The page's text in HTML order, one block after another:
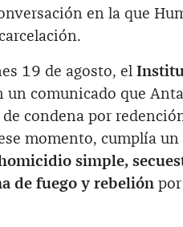
en la que
19 de agosto, el
un comunicado que
condena por
momento, cumplía
simple,
de fuego y rebelión por